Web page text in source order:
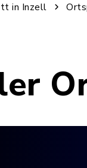
in Inzell